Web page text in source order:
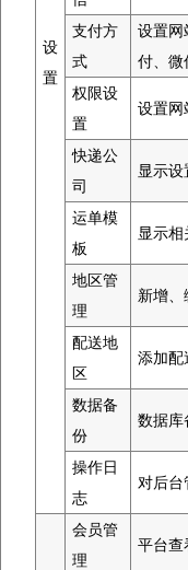
设
置
支付方
式
设置网
付、微
权限设
置
设置网
快递公
司
显示设
运单模
板
显示相
地区管
理
新增、
配送地
区
添加配
数据备
份
数据库
操作日
志
对后台
会员管
理
平台查